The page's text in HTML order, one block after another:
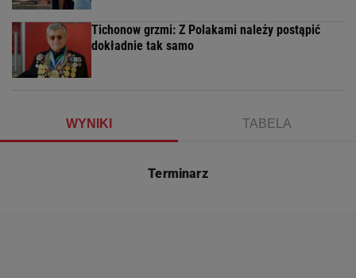
Tichonow grzmi: Z Polakami należy postąpić
dokładnie tak samo
WYNIKI TABELA
Terminarz